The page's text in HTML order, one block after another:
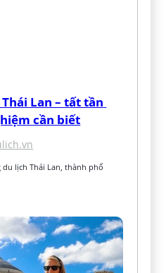
Lan – tất tần
cần biết
lịch Thái Lan, thành phố